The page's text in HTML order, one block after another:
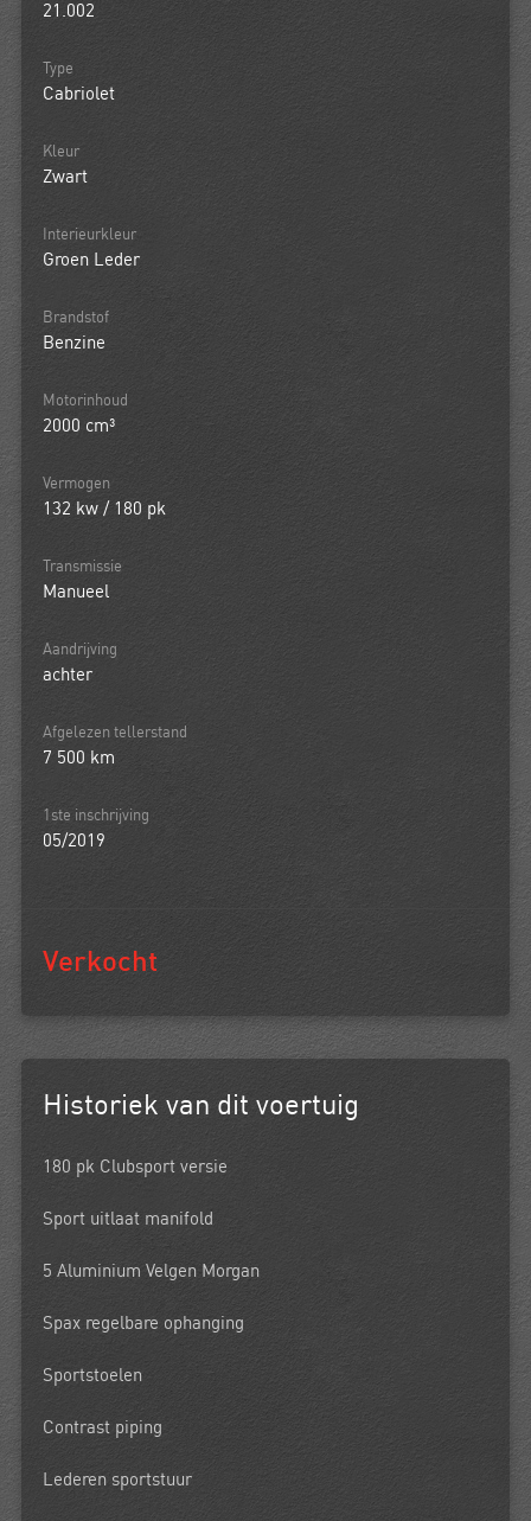
21.002
Type
Cabriolet
Kleur
Zwart
Interieurkleur
Groen Leder
Brandstof
Benzine
Motorinhoud
2000 cm³
Vermogen
132 kw / 180 pk
Transmissie
Manueel
Aandrijving
achter
Afgelezen tellerstand
7 500 km
1ste inschrijving
05/2019
Verkocht
Historiek van dit voertuig
180 pk Clubsport versie
Sport uitlaat manifold
5 Aluminium Velgen Morgan
Spax regelbare ophanging
Sportstoelen
Contrast piping
Lederen sportstuur